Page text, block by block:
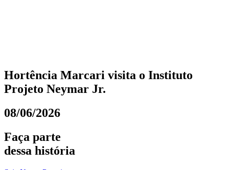
Hortência Marcari visita o Instituto
Projeto Neymar Jr.
08/06/2026
Faça parte
dessa história